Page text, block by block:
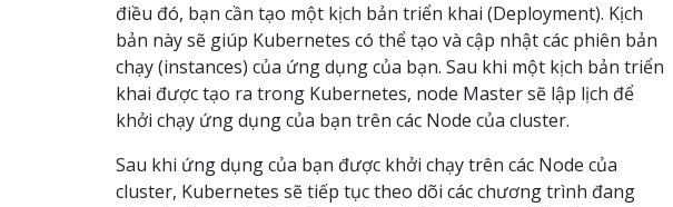
điều đó, bạn cần tạo một kịch bản triển khai (Deployment). Kịch
bản này sẽ giúp Kubernetes có thể tạo và cập nhật các phiên bản
chạy (instances) của ứng dụng của bạn. Sau khi một kịch bản triển
khai được tạo ra trong Kubernetes, node Master sẽ lập lịch để
khởi chạy ứng dụng của bạn trên các Node của cluster.
Sau khi ứng dụng của bạn được khởi chạy trên các Node của
cluster, Kubernetes sẽ tiếp tục theo dõi các chương trình đang